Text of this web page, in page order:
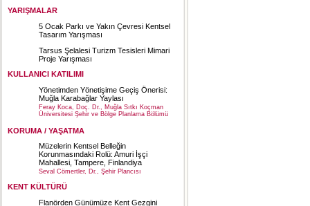
YARIŞMALAR
5 Ocak Parkı ve Yakın Çevresi Kentsel
Tasarım Yarışması
Tarsus Şelalesi Turizm Tesisleri Mimari
Proje Yarışması
KULLANICI KATILIMI
Yönetimden Yönetişime Geçiş Önerisi:
Muğla Karabağlar Yaylası
Feray Koca, Doç. Dr., Muğla Sıtkı Koçman
Üniversitesi Şehir ve Bölge Planlama Bölümü
KORUMA / YAŞATMA
Müzelerin Kentsel Belleğin
Korunmasındaki Rolü: Amuri İşçi
Mahallesi, Tampere, Finlandiya
Seval Cömertler, Dr., Şehir Plancısı
KENT KÜLTÜRÜ
Flanörden Günümüze Kent Gezgini